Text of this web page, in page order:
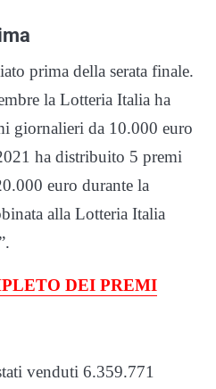
prima della serata finale.
la Lotteria Italia ha
giornalieri da 10.000 euro
ha distribuito 5 premi
euro durante la
alla Lotteria Italia
DEI PREMI
venduti 6.359.771